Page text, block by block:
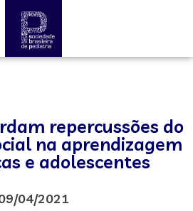
repercussões do
na aprendizagem
e adolescentes
04/2021